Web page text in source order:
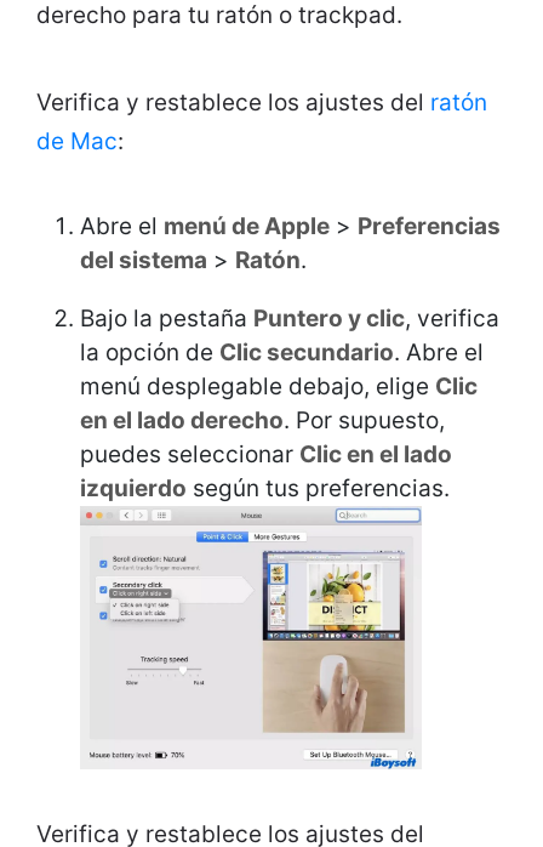
derecho para tu ratón o trackpad.
Verifica y restablece los ajustes del ratón
de Mac:
Abre el menú de Apple > Preferencias
del sistema > Ratón.
Bajo la pestaña Puntero y clic, verifica
la opción de Clic secundario. Abre el
menú desplegable debajo, elige Clic
en el lado derecho. Por supuesto,
puedes seleccionar Clic en el lado
izquierdo según tus preferencias.
Verifica y restablece los ajustes del